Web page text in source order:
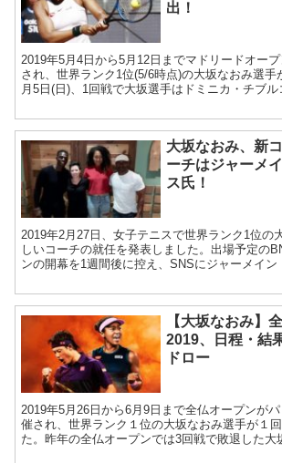
出！
2019年5月4日から5月12日までマドリードオー
され、世界ランク1位(5/6時点)の大坂なおみ選手
月5日(日)、1回戦で大坂選手はドミニカ・チブ
大坂なおみ、新
ーチはジャーメ
ス氏！
2019年2月27日、女子テニスで世界ランク1位の
しいコーチの就任を発表しました。出場予定の
ンの開幕を1週間後に控え、SNSにジャーメイン
【大坂なおみ】
2019、日程・結
ドロー
2019年5月26日から6月9日まで全仏オープンが
催され、世界ランク１位の大坂なおみ選手が１
た。昨年の全仏オープンでは3回戦で敗退した大